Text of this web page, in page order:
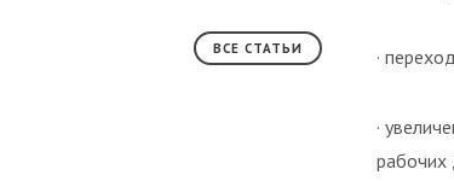
ВСЕ СТАТЬИ ·
·
рабочих